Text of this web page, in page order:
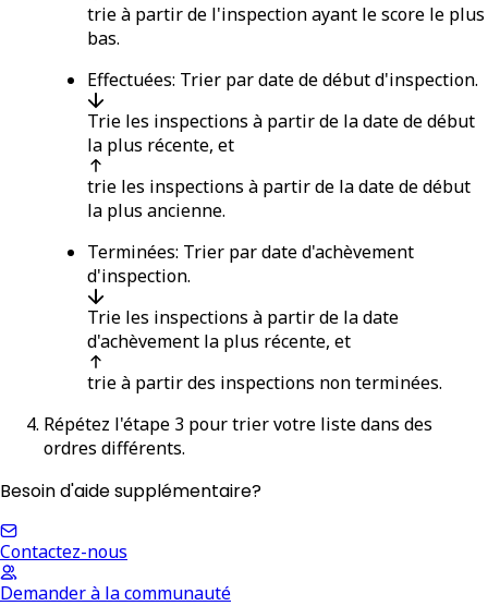
trie à partir de l'inspection ayant le score le plus
bas.
Effectuées: Trier par date de début d'inspection.
Trie les inspections à partir de la date de début
la plus récente, et
trie les inspections à partir de la date de début
la plus ancienne.
Terminées: Trier par date d'achèvement
d'inspection.
Trie les inspections à partir de la date
d'achèvement la plus récente, et
trie à partir des inspections non terminées.
Répétez l'étape 3 pour trier votre liste dans des
ordres différents.
Besoin d'aide supplémentaire?
Contactez-nous
Demander à la communauté